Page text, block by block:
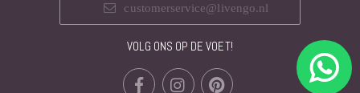
customerservice@livengo.nl
VOLG ONS OP DE VOET!